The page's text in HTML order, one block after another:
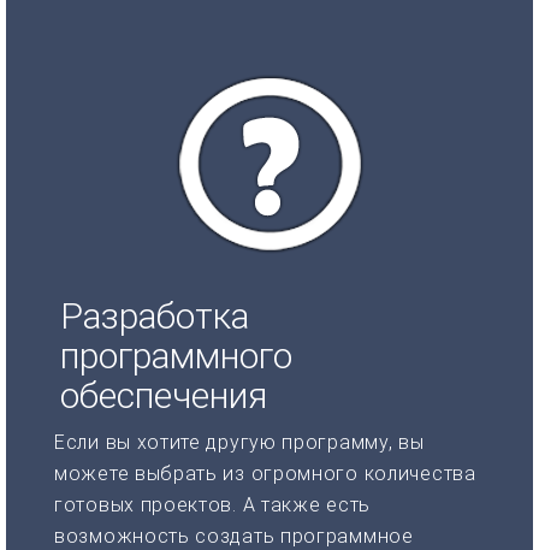
Разработка
программного
обеспечения
Если вы хотите другую программу, вы
можете выбрать из огромного количества
готовых проектов. А также есть
возможность создать программное